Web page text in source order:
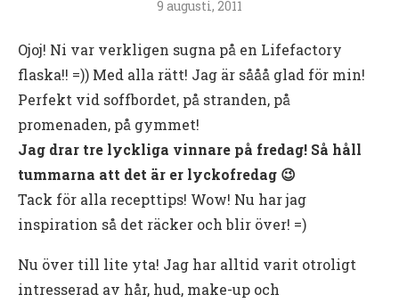
9 augusti, 2011
Ojoj! Ni var verkligen sugna på en Lifefactory
flaska!! =)) Med alla rätt! Jag är sååå glad för min!
Perfekt vid soffbordet, på stranden, på
promenaden, på gymmet!
Jag drar tre lyckliga vinnare på fredag! Så håll
tummarna att det är er lyckofredag 😉
Tack för alla recepttips! Wow! Nu har jag
inspiration så det räcker och blir över! =)
Nu över till lite yta! Jag har alltid varit otroligt
intresserad av hår, hud, make-up och